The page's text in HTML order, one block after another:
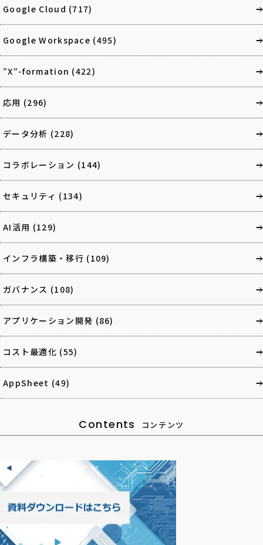
Google Cloud (717)
Google Workspace (495)
”X”-formation (422)
応用 (296)
データ分析 (228)
コラボレーション (144)
セキュリティ (134)
AI活用 (129)
インフラ構築・移行 (109)
ガバナンス (108)
アプリケーション開発 (86)
コスト最適化 (55)
AppSheet (49)
Contents コンテンツ